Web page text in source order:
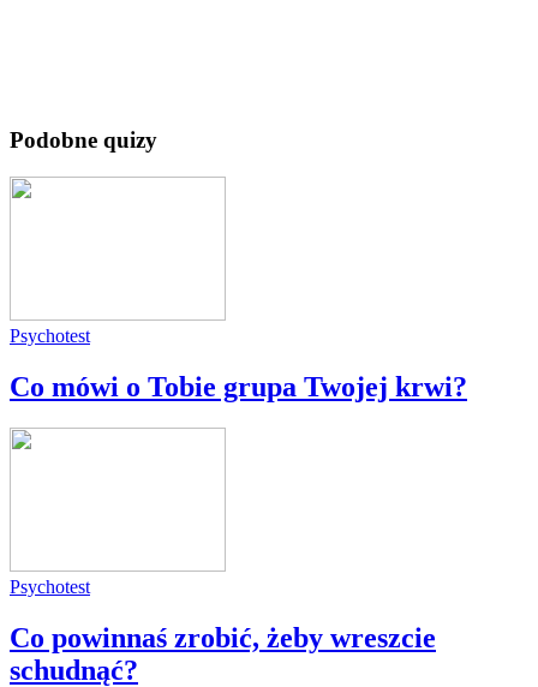
Podobne quizy
Psychotest
Co mówi o Tobie grupa Twojej krwi?
Psychotest
Co powinnaś zrobić, żeby wreszcie
schudnąć?